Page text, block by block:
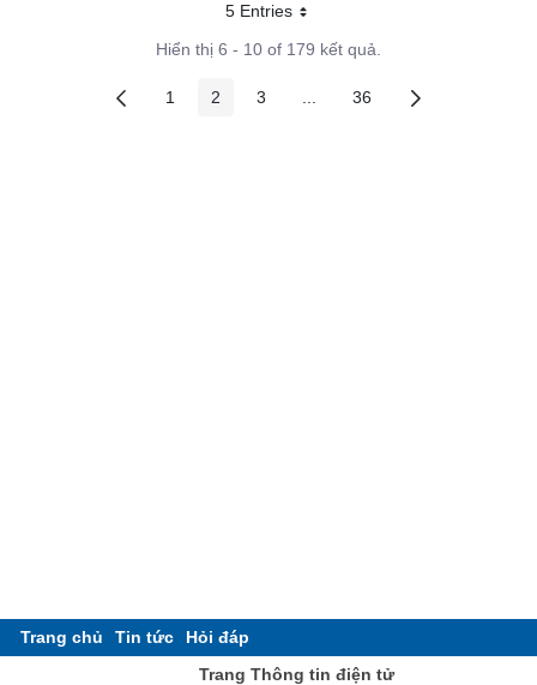
5 EntriesMỗi trang
Hiển thị 6 - 10 of 179 kết quả.
Các trang trên cổng
1 Các trang trên cổng
2 Các trang trên cổng
3 Các trang trung gian
Các trang trên cổng
36
Trang chủ Tin tức
Hỏi đáp
Trang Thông tin điện tử